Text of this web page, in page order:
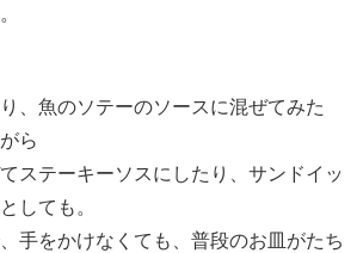
、魚のソテーのソースに混ぜてみた
ら
ステーキーソスにしたり、サンドイッ
しても。
手をかけなくても、普段のお皿がたち